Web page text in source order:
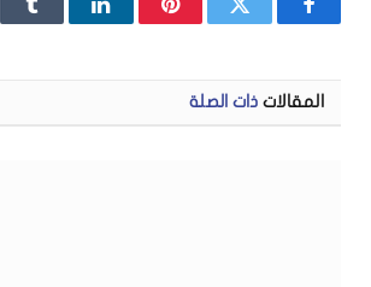
فيسبوكتويتر بينتيريستلينكدإن
المقالات ذات الصلة